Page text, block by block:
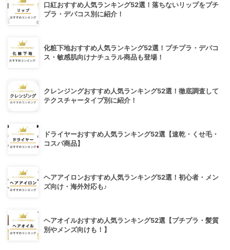
口紅おすすめ人気ランキング52選！落ちないリップをプチ
プラ・デパコス別に紹介！
化粧下地おすすめ人気ランキング52選！プチプラ・デパコ
ス・敏感肌向けナチュラル商品も登場！
クレンジングおすすめ人気ランキング52選！徹底調査して
テクスチャータイプ別に紹介！
ドライヤーおすすめ人気ランキング52選【速乾・くせ毛・
コスパ商品】
ヘアアイロンおすすめ人気ランキング52選！初心者・メン
ズ向け・海外対応も♪
ヘアオイルおすすめ人気ランキング52選【プチプラ・髪質
別やメンズ向けも！】